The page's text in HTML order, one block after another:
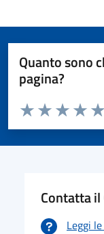
Quanto sono
pagina?
Valuta da 1 a 5 stelle
Valuta 3
Valuta 2
Valuta 1 stelle su
Contatta
Leggi